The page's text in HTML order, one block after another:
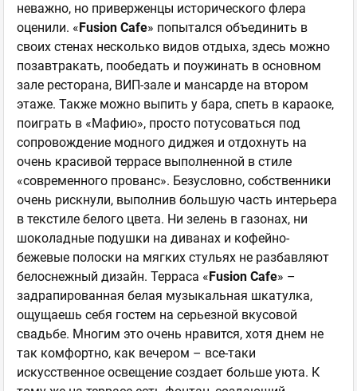
неважно, но приверженцы исторического флера
оценили. « Fusion Cafe» попытался объединить в
своих стенах несколько видов отдыха, здесь можно
позавтракать, пообедать и поужинать в основном
зале ресторана, ВИП-зале и мансарде на втором
этаже. Также можно выпить у бара, спеть в караоке,
поиграть в «Мафию», просто потусоваться под
сопровождение модного диджея и отдохнуть на
очень красивой террасе выполненной в стиле
«современного прованс». Безусловно, собственники
очень рискнули, выполнив большую часть интерьера
в текстиле белого цвета. Ни зелень в газонах, ни
шоколадные подушки на диванах и кофейно-
бежевые полоски на мягких стульях не разбавляют
белоснежный дизайн. Терраса « Fusion Cafе» –
задрапированная белая музыкальная шкатулка,
ощущаешь себя гостем на серьезной вкусовой
свадьбе. Многим это очень нравится, хотя днем не
так комфортно, как вечером – все-таки
искусственное освещение создает больше уюта. К